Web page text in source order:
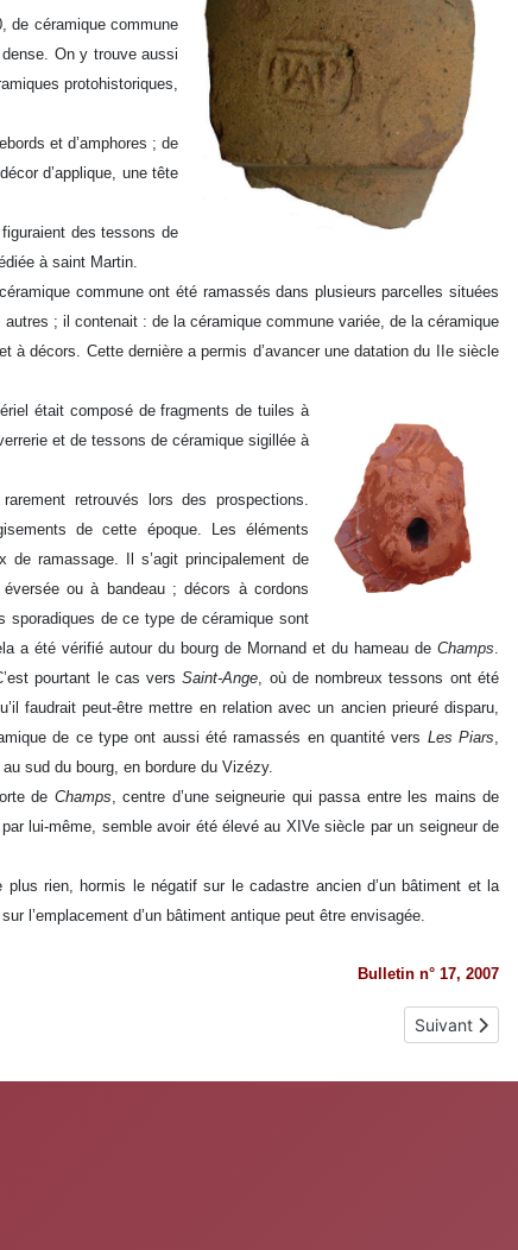
de céramique commune
On y trouve aussi
protohistoriques,
et d’amphores ; de
d’applique, une tête
des tessons de
à saint Martin.
commune ont été ramassés dans plusieurs parcelles situées
; il contenait : de la céramique commune variée, de la céramique
décors. Cette dernière a permis d’avancer une datation du IIe siècle
était composé de fragments de tuiles à
et de tessons de céramique sigillée à
retrouvés lors des prospections.
de cette époque. Les éléments
ramassage. Il s’agit principalement de
ou à bandeau ; décors à cordons
sporadiques de ce type de céramique sont
a été vérifié autour du bourg de Mornand et du hameau de Champs.
pourtant le cas versSaint-Ange, où de nombreux tessons ont été
faudrait peut-être mettre en relation avec un ancien prieuré disparu,
de ce type ont aussi été ramassés en quantité vers Les Piars,
au sud du bourg, en bordure du Vizézy.
de Champs, centre d’une seigneurie qui passa entre les mains de
lui-même, semble avoir été élevé au XIVe siècle par un seigneur de
plus rien, hormis le négatif sur le cadastre ancien d’un bâtiment et la
l’emplacement d’un bâtiment antique peut être envisagée.
Bulletin n° 17, 2007
Article
Suivant